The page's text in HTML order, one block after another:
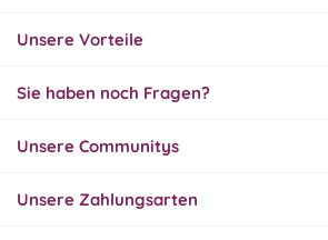
30.07.26
Unsere Vorteile
Sie haben noch Fragen?
Unsere Communitys
Unsere Zahlungsarten